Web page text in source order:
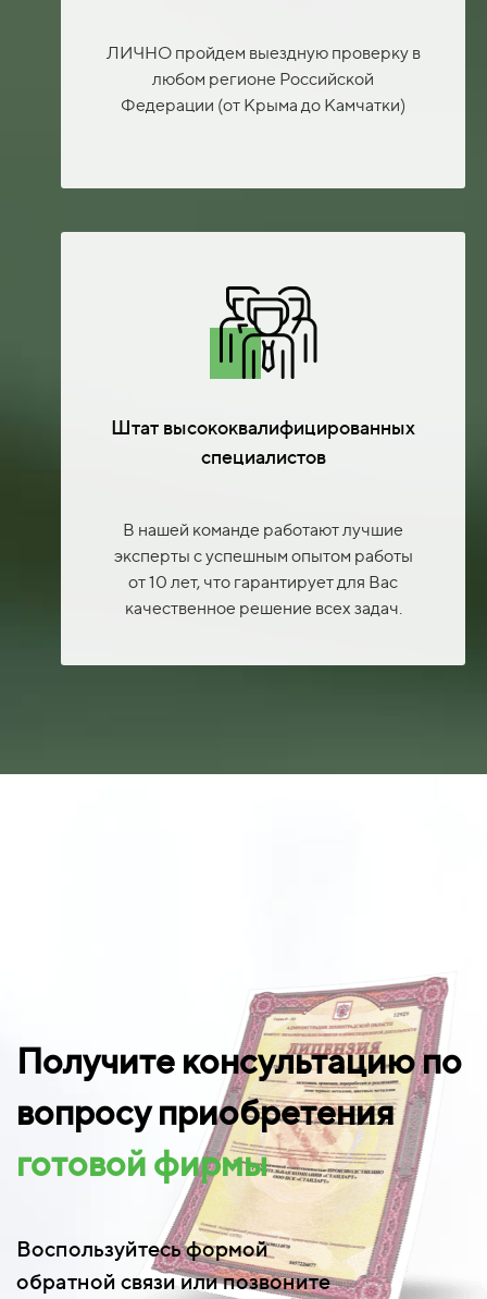
ЛИЧНО пройдем выездную проверку в
любом регионе Российской
Федерации (от Крыма до Камчатки)
Штат высококвалифицированных
специалистов
В нашей команде работают лучшие
эксперты с успешным опытом работы
от 10 лет, что гарантирует для Вас
качественное решение всех задач.
Получите консультацию по
вопросу приобретения
готовой фирмы
Воспользуйтесь формой
обратной связи или позвоните